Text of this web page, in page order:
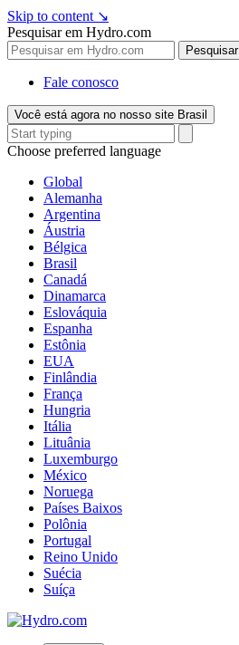
Skip to content ↘
Pesquisar em Hydro.com
Pesquisar
Fale conosco
Você está agora no nosso site Brasil
Choose preferred language
Global
Alemanha
Argentina
Áustria
Bélgica
Brasil
Canadá
Dinamarca
Eslováquia
Espanha
Estônia
EUA
Finlândia
França
Hungria
Itália
Lituânia
Luxemburgo
México
Noruega
Países Baixos
Polônia
Portugal
Reino Unido
Suécia
Suíça